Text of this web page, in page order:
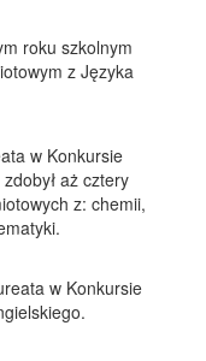
roku szkolnym
z Języka
w Konkursie
aż cztery
z: chemii,
w Konkursie